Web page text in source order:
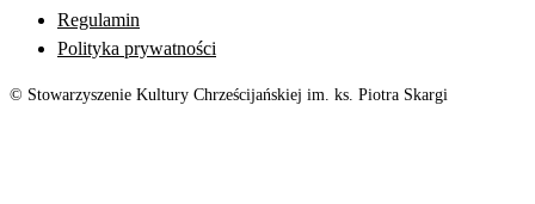
Regulamin
Polityka prywatności
© Stowarzyszenie Kultury Chrześcijańskiej im. ks. Piotra Skargi